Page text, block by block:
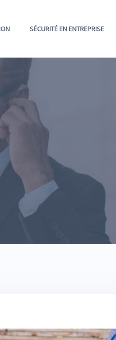
SÉCURITÉ EN ENTREPRISE